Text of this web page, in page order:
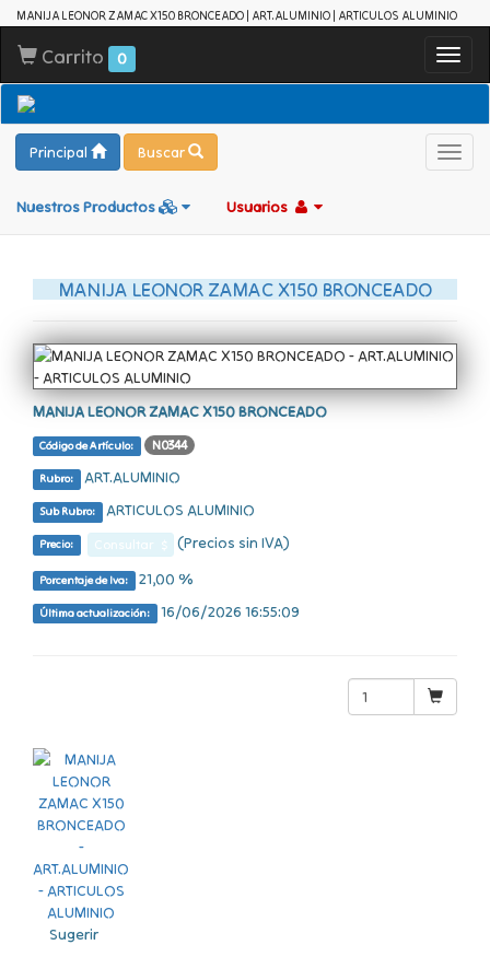
MANIJA LEONOR ZAMAC X150 BRONCEADO | ART.ALUMINIO | ARTICULOS ALUMINIO
Carrito 0
Principal Buscar
Nuestros Productos Usuarios
MANIJA LEONOR ZAMAC X150 BRONCEADO
MANIJA LEONOR ZAMAC X150 BRONCEADO
Código de Artículo: N0344
Rubro: ART.ALUMINIO
Sub Rubro: ARTICULOS ALUMINIO
Precio: Consultar $ (Precios sin IVA)
Porcentaje de Iva: 21,00 %
Última actualización: 16/06/2026 16:55:09
Sugerir